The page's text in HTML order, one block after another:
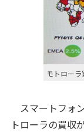
モトローラ
スマートフォ
トローラの買収